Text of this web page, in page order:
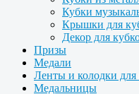
Кубки
Крышки для
Декор для
Призы
Медали
Ленты и колодки для
Медальницы